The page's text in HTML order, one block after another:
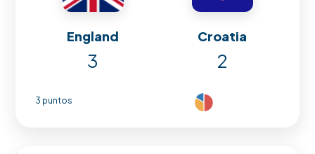
England Croatia
3 2
3 puntos